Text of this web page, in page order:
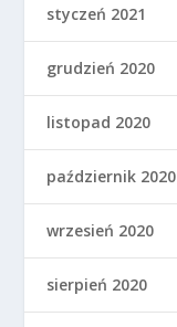
styczeń 2021
grudzień 2020
listopad 2020
październik 2020
wrzesień 2020
sierpień 2020